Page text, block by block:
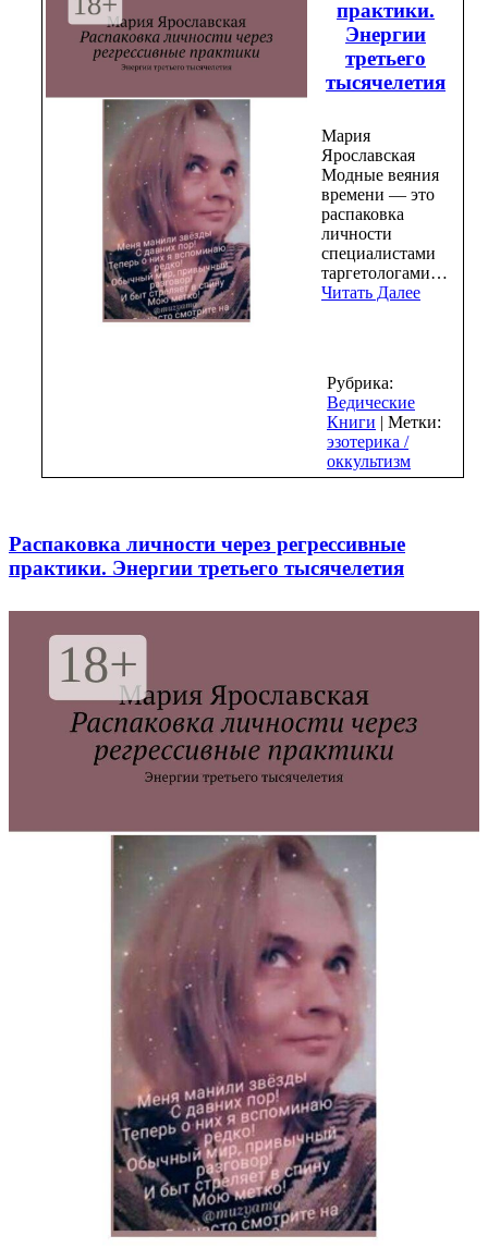
практики.
Энергии
третьего
тысячелетия
Мария
Ярославская
Модные веяния
времени — это
распаковка
личности
специалистами
таргетологами…
Читать Далее
Рубрика:
Ведические
Книги | Метки:
эзотерика /
оккультизм
Распаковка личности через регрессивные
практики. Энергии третьего тысячелетия